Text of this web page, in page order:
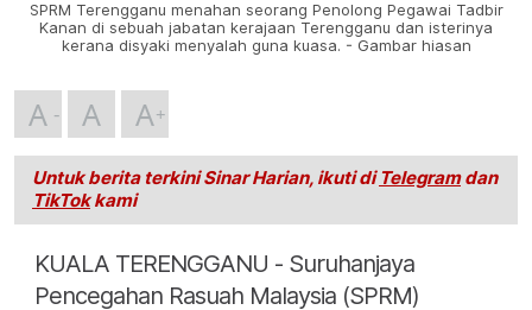
SPRM Terengganu menahan seorang Penolong Pegawai Tadbir
Kanan di sebuah jabatan kerajaan Terengganu dan isterinya
kerana disyaki menyalah guna kuasa. - Gambar hiasan
A A A
Untuk berita terkini Sinar Harian, ikuti di Telegramdan
TikTokkami
KUALA TERENGGANU - Suruhanjaya
Pencegahan Rasuah Malaysia (SPRM)